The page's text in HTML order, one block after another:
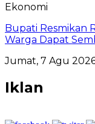
Ekonomi
Bupati Resmikan
Warga Dapat
Jumat, 7 Agu
Iklan